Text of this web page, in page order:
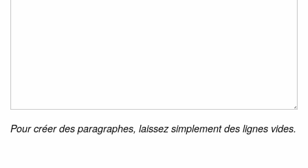
Pour créer des paragraphes, laissez simplement des lignes vides.